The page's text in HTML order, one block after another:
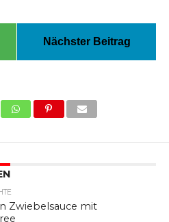
Nächster Beitrag
Zwiebelsauce mit